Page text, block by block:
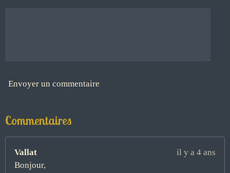
Envoyer un commentaire
Commentaires
Vallat
il y a 4 ans
Bonjour,